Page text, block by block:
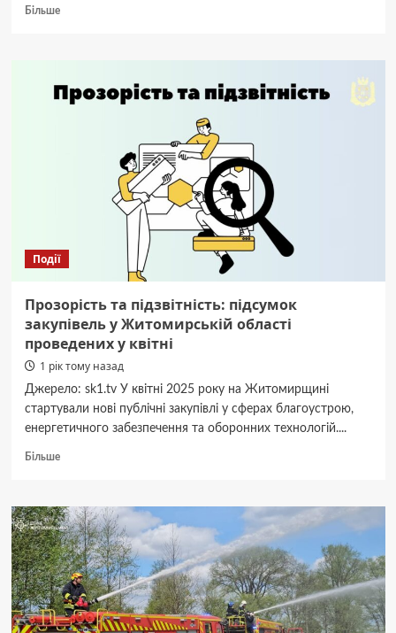
БільшеДокладніше
палаючу
Події
Прозорість та підзвітність: підсумок
закупівель у Житомирській області
проведених у квітні
1 рік тому назад
Джерело: sk1.tv У квітні 2025 року на Житомирщині
стартували нові публічні закупівлі у сферах благоустрою,
енергетичного забезпечення та оборонних технологій....
БільшеДокладніше
та
підзвітність:
підсумок
закупівель
у
Житомирській
області
проведених